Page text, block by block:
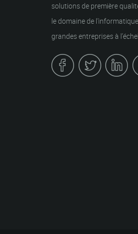
solutions de première
le domaine de
grandes entreprises à